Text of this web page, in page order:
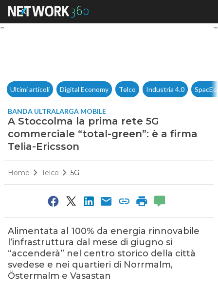
A Stoccolma la prima rete
Ultimi articoli Digital Economy Telco Industria 4.0
BANDA ULTRALARGA MOBILE
A Stoccolma la prima rete 5G
commerciale “total-green”: è a firma
Telia-Ericsson
Home Telco 5G
Alimentata al 100% da energia rinnovabile
l’infrastruttura dal mese di giugno si
“accenderà” nel centro storico della città
svedese e nei quartieri di Norrmalm,
Östermalm e Vasastan